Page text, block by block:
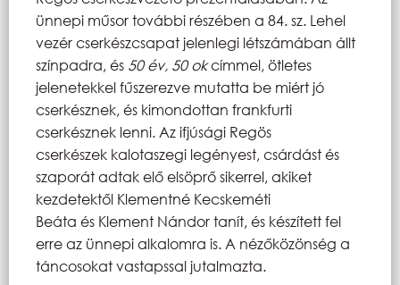
ünnepi műsor további részében a 84. sz. Lehel
vezér cserkészcsapat jelenlegi létszámában állt
színpadra, és 50 év, 50 okcímmel, ötletes
jelenetekkel fűszerezve mutatta be miért jó
cserkésznek, és kimondottan frankfurti
cserkésznek lenni. Az ifjúsági Regös
cserkészek kalotaszegi legényest, csárdást és
szaporát adtak elő elsöprő sikerrel, akiket
kezdetektől Klementné Kecskeméti
Beáta és Klement Nándor tanít, és készített fel
erre az ünnepi alkalomra is. A nézőközönség a
táncosokat vastapssal jutalmazta.